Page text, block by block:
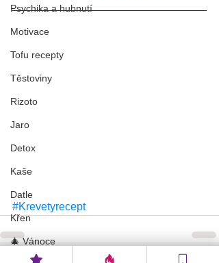
Psychika a hubnutí
Motivace
Tofu recepty
Těstoviny
Rizoto
Jaro
Detox
Kaše
Datle
Křen
🎄 Vánoce
#Krevetyrecept